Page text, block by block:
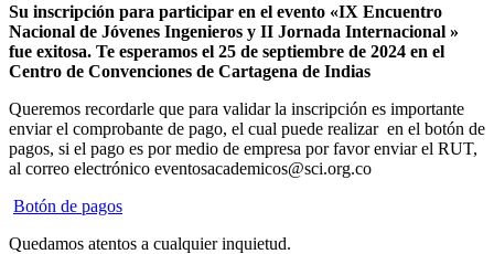
Su inscripción para participar en el evento «IX Encuentro
Nacional de Jóvenes Ingenieros y II Jornada Internacional »
fue exitosa. Te esperamos el 25 de septiembre de 2024 en el
Centro de Convenciones de Cartagena de Indias
Queremos recordarle que para validar la inscripción es importante
enviar el comprobante de pago, el cual puede realizar en el botón de
pagos, si el pago es por medio de empresa por favor enviar el RUT,
al correo electrónico eventosacademicos@sci.org.co
Botón de pagos
Quedamos atentos a cualquier inquietud.